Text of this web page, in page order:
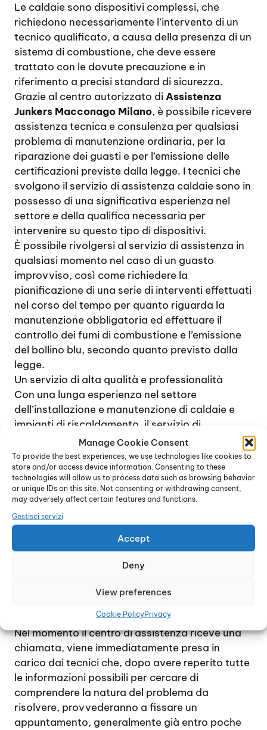
Manage Cookie Consent
To provide the best experiences, we use technologies like cookies to
store and/or access device information. Consenting to these
technologies will allow us to process data such as browsing behavior
or unique IDs on this site. Not consenting or withdrawing consent,
may adversely affect certain features and functions.
Gestisci servizi
Accept
Deny
View preferences
Cookie PolicyPrivacy
Le caldaie sono dispositivi complessi, che
richiedono necessariamente l’intervento di un
tecnico qualificato, a causa della presenza di un
sistema di combustione, che deve essere
trattato con le dovute precauzione e in
riferimento a precisi standard di sicurezza.
Grazie al centro autorizzato diAssistenza
Junkers Macconago Milano, è possibile ricevere
assistenza tecnica e consulenza per qualsiasi
problema di manutenzione ordinaria, per la
riparazione dei guasti e per l’emissione delle
certificazioni previste dalla legge. I tecnici che
svolgono il servizio di assistenza caldaie sono in
possesso di una significativa esperienza nel
settore e della qualifica necessaria per
intervenire su questo tipo di dispositivi.
È possibile rivolgersi al servizio di assistenza in
qualsiasi momento nel caso di un guasto
improvviso, così come richiedere la
pianificazione di una serie di interventi effettuati
nel corso del tempo per quanto riguarda la
manutenzione obbligatoria ed effettuare il
controllo dei fumi di combustione e l’emissione
del bollino blu, secondo quanto previsto dalla
legge.
Un servizio di alta qualità e professionalità
Con una lunga esperienza nel settore
dell’installazione e manutenzione di caldaie e
impianti di riscaldamento, il servizio di
Assistenza Junkers Macconago Milano
grado di affrontare qualsiasi problema nel
contesto della manutenzione delle caldaie a gas
di qualsiasi modello. La presenza di un
magazzino di ricambi originali permette ai
tecnici di provvedere rapidamente a risolvere
guasti e problemi di funzionamento di qualsiasi
tipo, dai più semplici ai più complessi.
rapidità, in maniera tale da offrire rapidamente
al cliente la possibilità di ripristinare il corretto
Nel momento il centro di assistenza riceve una
chiamata, viene immediatamente presa in
carico dai tecnici che, dopo avere reperito tutte
le informazioni possibili per cercare di
comprendere la natura del problema da
risolvere, provvederanno a fissare un
appuntamento, generalmente già entro poche